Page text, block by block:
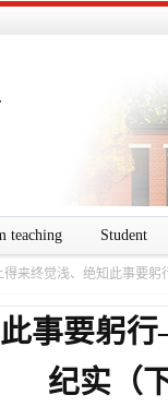
teaching Student
得来终觉浅、绝知此事要
事要躬
纪实（